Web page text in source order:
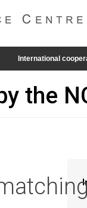
International
the